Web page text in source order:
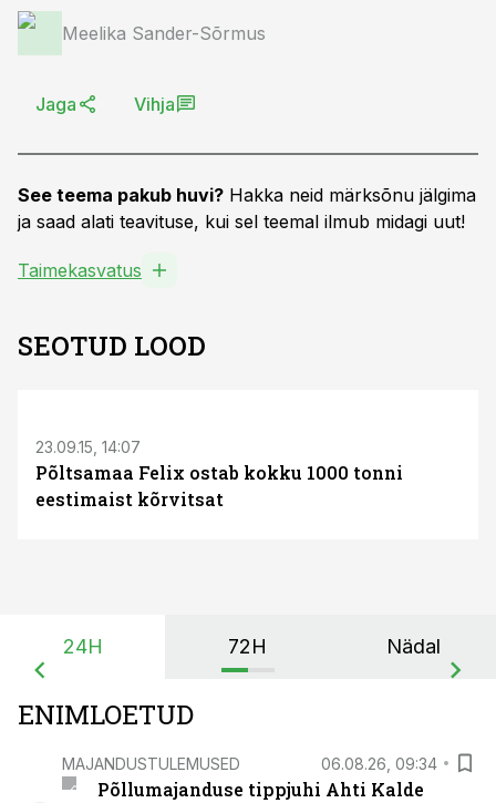
Meelika Sander-Sõrmus
Jaga Vihja
See teema pakub huvi? Hakka neid märksõnu jälgima
ja saad alati teavituse, kui sel teemal ilmub midagi uut!
Taimekasvatus
SEOTUD LOOD
23.09.15, 14:07
Põltsamaa Felix ostab kokku 1000 tonni
eestimaist kõrvitsat
24H 72H Nädal
ENIMLOETUD
MAJANDUSTULEMUSED 06.08.26, 09:34
Põllumajanduse tippjuhi Ahti Kalde